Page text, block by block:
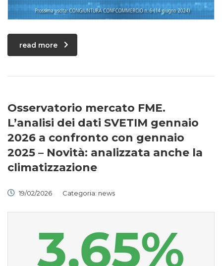
read more
Osservatorio mercato FME.
L’analisi dei dati SVETIM gennaio
2026 a confronto con gennaio
2025 – Novità: analizzata anche la
climatizzazione
19/02/2026 Categoria: news